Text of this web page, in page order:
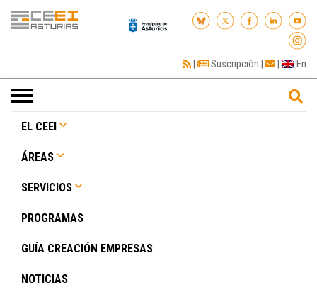
| Suscripción | | En
Toggle
navigation
EL CEEI
ÁREAS
SERVICIOS
PROGRAMAS
GUÍA CREACIÓN EMPRESAS
NOTICIAS